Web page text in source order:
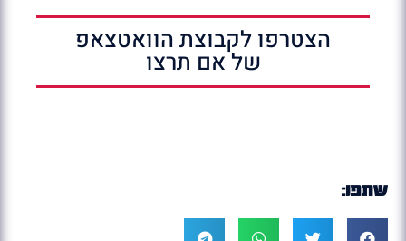
הצטרפו לקבוצת הוואטצאפ
של אם תרצו
שתפו: